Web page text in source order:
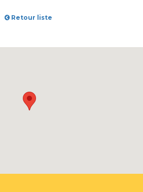
Retour liste